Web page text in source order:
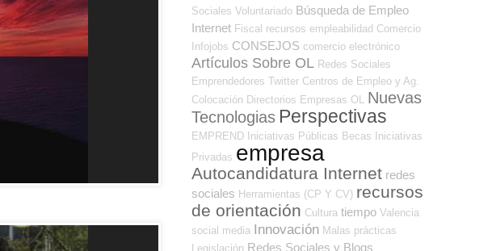
Sociales Voluntariado Búsqueda de Empleo
Internet Fiscal recursos empleabilidad Comercio
Infojobs CONSEJOS comercio electrónico
Artículos Sobre OL Redes Sociales
Emprendedores Twitter Centros de Empleo y Ag.
Colocación Directorios Empresas OL
Nuevas
Tecnologias Perspectivas
EMPREND Iniciativas Públicas Becas
Iniciativas
Privadas empresa
Autocandidatura Internet redes
sociales Herramientas (CP Y CV) recursos
de orientación Cultura tiempo Valencia
social media Innovación Malas prácticas
Legislación Redes Sociales y Blogs